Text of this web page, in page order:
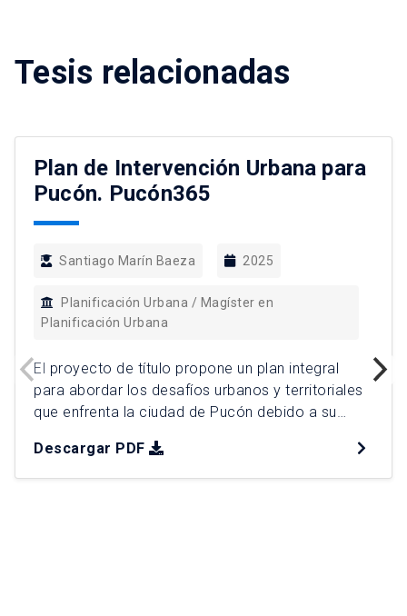
Tesis relacionadas
Plan de Intervención Urbana para
Pucón. Pucón365
Santiago Marín Baeza 2025
Planificación Urbana / Magíster en
Planificación Urbana
El proyecto de título propone un plan integral
para abordar los desafíos urbanos y territoriales
que enfrenta la ciudad de Pucón debido a su
acelerada. La iniciativa identifica los principales
problemas que afectan la calidad de vida local y
Descargar PDF